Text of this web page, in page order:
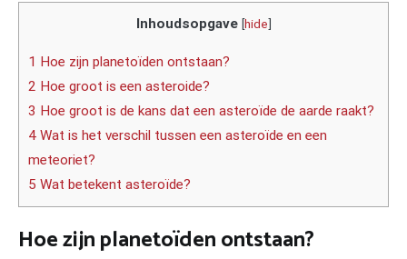
Inhoudsopgave [hide]
1 Hoe zijn planetoïden ontstaan?
2 Hoe groot is een asteroide?
3 Hoe groot is de kans dat een asteroïde de aarde raakt?
4 Wat is het verschil tussen een asteroïde en een
meteoriet?
5 Wat betekent asteroïde?
Hoe zijn planetoïden ontstaan?